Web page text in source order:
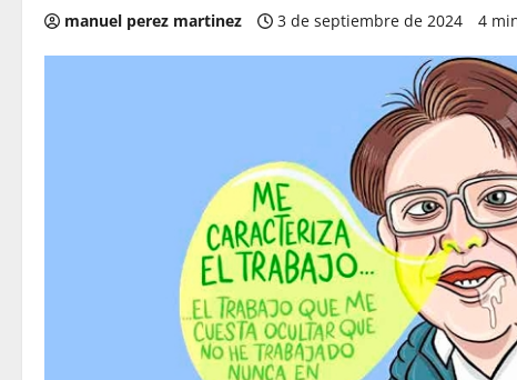
manuel perez martinez 3 de septiembre de 2024 4